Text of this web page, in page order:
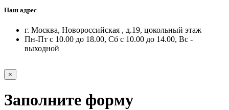
Наш адрес
г. Москва, Новороссийская , д.19, цокольный этаж
Пн-Пт с 10.00 до 18.00, Сб с 10.00 до 14.00, Вс -
выходной
×
Заполните форму